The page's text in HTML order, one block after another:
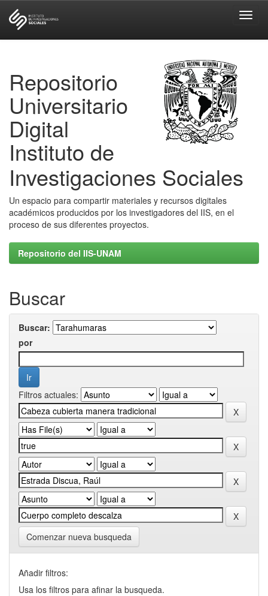
Repositorio
Universitario
Digital
Instituto de
Investigaciones Sociales
Un espacio para compartir materiales y recursos digitales
académicos producidos por los investigadores del IIS, en el
proceso de sus diferentes proyectos.
Repositorio del IIS-UNAM
Buscar
Buscar:
por
Filtros actuales:
Comenzar nueva busqueda
Añadir filtros:
Usa los filtros para afinar la busqueda.